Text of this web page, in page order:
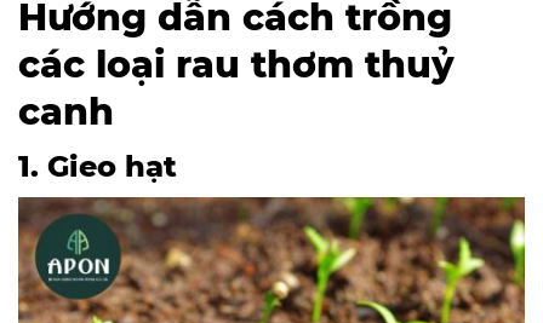
Hướng dẫn cách trồng
các loại rau thơm thuỷ
canh
1. Gieo hạt